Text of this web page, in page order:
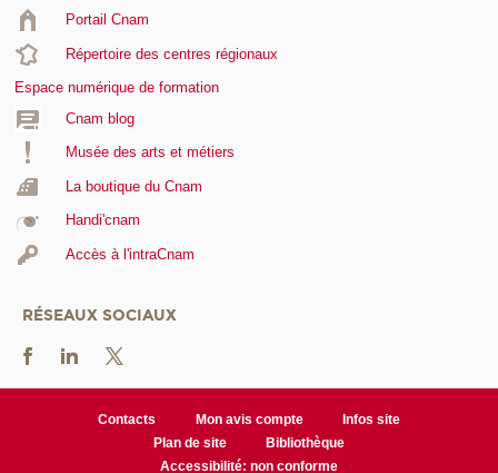
Portail Cnam
Répertoire des centres régionaux
Espace numérique de formation
Cnam blog
Musée des arts et métiers
La boutique du Cnam
Handi'cnam
Accès à l'intraCnam
RÉSEAUX SOCIAUX
Contacts Mon avis compte
Infos site
Plan de site
Bibliothèque
Accessibilité: non conforme